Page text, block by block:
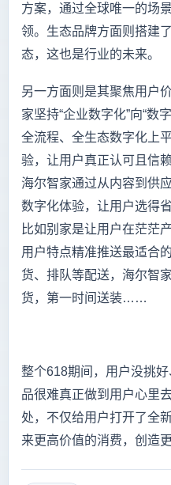
方案，通过全球唯一的场
领。生态品牌方面则搭建
态，这也是行业的未来。
另一方面则是其聚焦用户
家坚持“企业数字化”向“数
全流程、全生态数字化上
验，让用户真正认可且信
海尔智家通过从内容到供
数字化体验，让用户选得
比如别家是让用户在茫茫
用户特点精准推送最适合
货、排队等配送，海尔智
货，第一时间送装……
整个618期间，用户没挑
品很难真正做到用户心里
处，不仅给用户打开了全
来更高价值的消费，创造